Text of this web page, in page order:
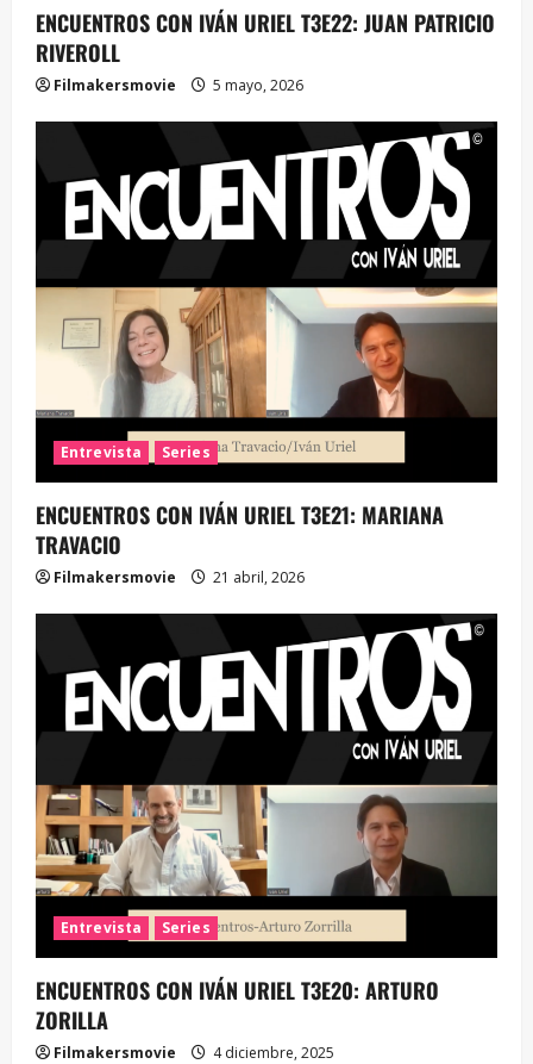
ENCUENTROS CON IVÁN URIEL T3E22: JUAN PATRICIO
RIVEROLL
Filmakersmovie 5 mayo, 2026
Entrevista Series
ENCUENTROS CON IVÁN URIEL T3E21: MARIANA
TRAVACIO
Filmakersmovie 21 abril, 2026
Entrevista Series
ENCUENTROS CON IVÁN URIEL T3E20: ARTURO
ZORILLA
Filmakersmovie 4 diciembre, 2025